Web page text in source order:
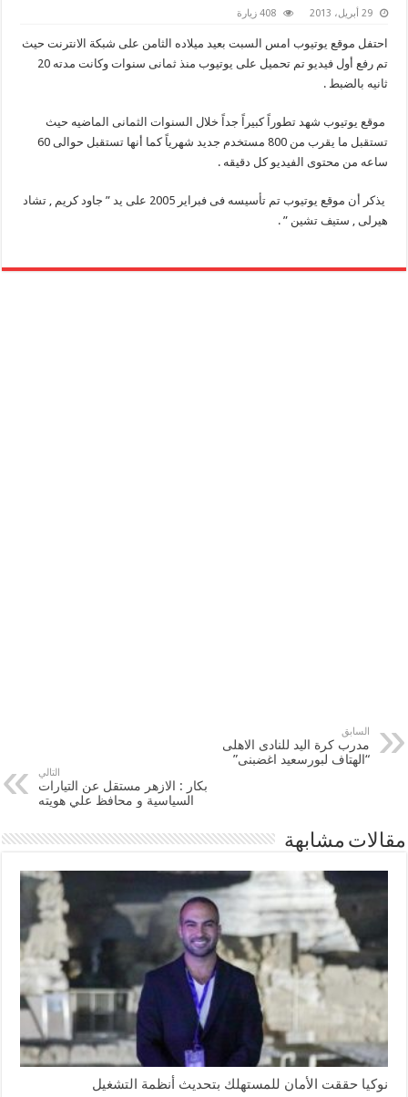
29 أبريل، 2013 408 زيارة
احتفل موقع يوتيوب امس السبت بعيد ميلاده الثامن على شبكة الانترنت حيث
تم رفع أول فيديو تم تحميل على يوتيوب منذ ثمانى سنوات وكانت مدته 20
ثانيه بالضبط .
موقع يوتيوب شهد تطوراً كبيراً جداً خلال السنوات الثمانى الماضيه حيث
تستقبل ما يقرب من 800 مستخدم جديد شهرياً كما أنها تستقبل حوالى 60
ساعه من محتوى الفيديو كل دقيقه .
يذكر أن موقع يوتيوب تم تأسيسه فى فبراير 2005 على يد ” جاود كريم , تشاد
هيرلى , ستيف تشين ” .
السابق
مدرب كرة اليد للنادى الاهلى
“الهتاف لبورسعيد اغضبنى”
التالي
بكار : الازهر مستقل عن التيارات
السياسية و محافظ علي هويته
مقالات مشابهة
نوكيا حققت الأمان للمستهلك بتحديث أنظمة التشغيل